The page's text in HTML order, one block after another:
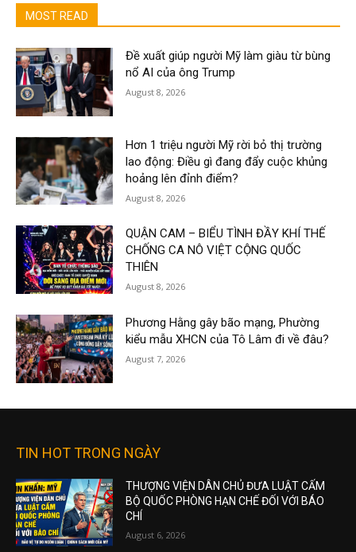
MOST READ
Đề xuất giúp người Mỹ làm giàu từ bùng
nổ AI của ông Trump
August 8, 2026
Hơn 1 triệu người Mỹ rời bỏ thị trường
lao động: Điều gì đang đẩy cuộc khủng
hoảng lên đỉnh điểm?
August 8, 2026
QUẬN CAM – BIỂU TÌNH ĐẦY KHÍ THẾ
CHỐNG CA NÔ VIỆT CỘNG QUỐC
THIÊN
August 8, 2026
Phương Hằng gây bão mạng, Phường
kiểu mẫu XHCN của Tô Lâm đi về đâu?
August 7, 2026
TIN HOT TRONG NGÀY
THƯỢNG VIỆN DÂN CHỦ ĐƯA LUẬT CẤM
BỘ QUỐC PHÒNG HẠN CHẾ ĐỐI VỚI BÁO
CHÍ
August 6, 2026